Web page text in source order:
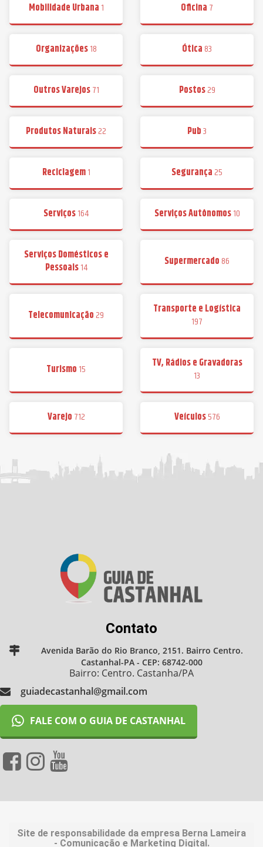
Mobilidade Urbana 1 Oficina 7
Organizações18 Ótica83
Outros Varejos71 Postos29
Produtos Naturais22 Pub3
Reciclagem1 Segurança25
Serviços164 Serviços Autônomos10
Serviços Domésticos e
Pessoais14 Supermercado86
Telecomunicação29
Transporte e Logística
197
Turismo 15
TV, Rádios e Gravadoras
13
Varejo 712 Veículos576
Contato
Avenida Barão do Rio Branco, 2151. Bairro Centro.
Castanhal-PA - CEP: 68742-000
Bairro: Centro. Castanha/PA
guiadecastanhal@gmail.com
FALE COM O GUIA DE CASTANHAL
Site de responsabilidade da empresa Berna Lameira
- Comunicação e Marketing Digital.